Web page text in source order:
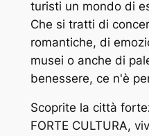
turisti un mondo di
Che si tratti di
romantiche, di
musei o anche di
benessere, ce n'è
Scoprite la città
FORTE CULTURA,